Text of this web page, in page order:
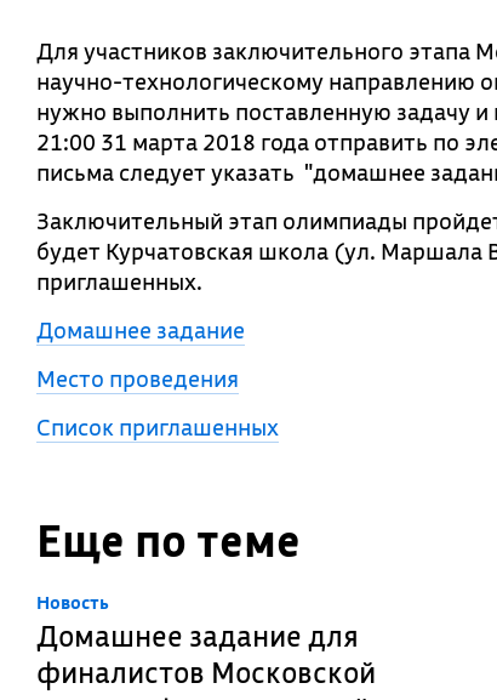
Для участников заключительного этапа
научно-технологическому
нужно выполнить поставленную задачу
21:00 31 марта 2018 года отправить по
письма следует указать "домашнее
Заключительный этап олимпиады
будет Курчатовская школа (ул. Маршала
приглашенных.
Домашнее задание
Место проведения
Список приглашенных
Еще по теме
Новость
Домашнее задание для
финалистов Московской